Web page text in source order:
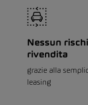
Nessun
rivendita
grazie alla
leasing